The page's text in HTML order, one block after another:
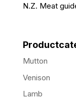
N.Z. Meat
Mutton
Venison
Lamb